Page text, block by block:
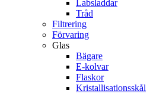
Labsladdar
Tråd
Filtrering
Förvaring
Glas
Bägare
E-kolvar
Flaskor
Kristallisationsskål